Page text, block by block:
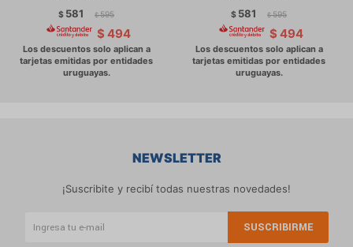
$ 581 $ 595
$ 494
$ 581 $ 595
$ 494
NEWSLETTER
¡Suscribite y recibí todas nuestras novedades!
SUSCRIBIRME